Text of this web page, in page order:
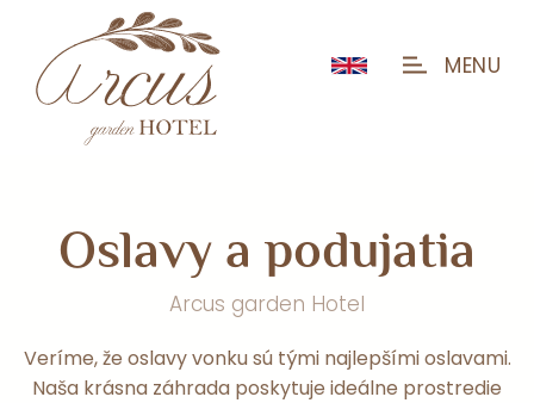
MENU
Oslavy a podujatia
Arcus garden Hotel
Veríme, že oslavy vonku sú tými najlepšími oslavami.
Naša krásna záhrada poskytuje ideálne prostredie